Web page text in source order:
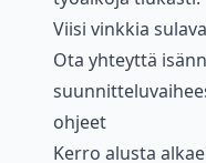
Viisi vinkkia
Ota yhteyttä
ohjeet
Kerro alusta